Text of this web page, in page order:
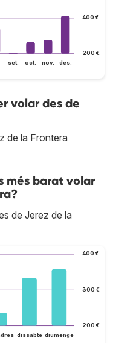
200 €
400 €
set. oct. nov. des.
volar des de
de la Frontera
més barat volar
de Jerez de la
200 €
300 €
400 €
dissabte diumenge